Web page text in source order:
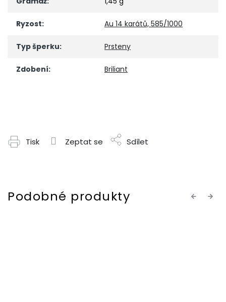
Ryzost: Au 14 karátů, 585/1000
Typ šperku: Prsteny
Zdobení: Briliant
Tisk Zeptat se Sdílet
Previous
Next